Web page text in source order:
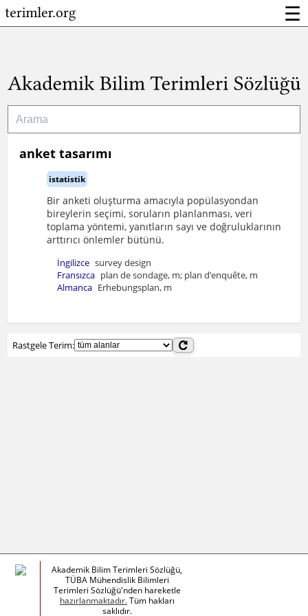
☰
anket tasarımı
istatistik
Bir anketi oluşturma amacıyla popülasyondan
bireylerin seçimi, soruların planlanması, veri
toplama yöntemi, yanıtların sayı ve doğruluklarının
arttırıcı önlemler bütünü.
İngilizce survey design
Fransızca plan de sondage, m; plan d’enquête, m
Almanca Erhebungsplan, m
Rastgele Terim:
Akademik Bilim Terimleri Sözlüğü,
TÜBA Mühendislik Bilimleri
Terimleri Sözlüğü'nden hareketle
hazırlanmaktadır.Tüm hakları
saklıdır.